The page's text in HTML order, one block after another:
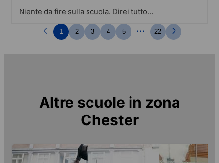
Niente da fire sulla scuola. Direi tutto
bene) che come professori, molto
disponibili in ogni momento
1 2 3 4 5 ... 22
Altre scuole in zona
Chester